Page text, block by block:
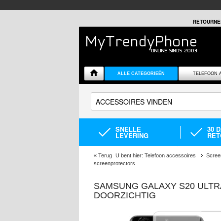
ALLE CATEGORIEËN TELEFOON
SNELLE
LEVERING
30
« Terug U bent hier: Telefoon accessoires
screenprotectors
SAMSUNG GALAXY S20
DOORZICHTIG